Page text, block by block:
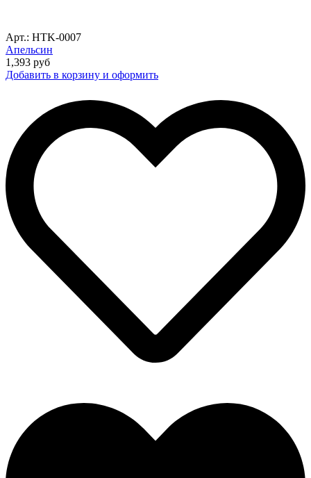
Арт.: HTK-0007
Апельсин
1,393 руб
Добавить в корзину и оформить